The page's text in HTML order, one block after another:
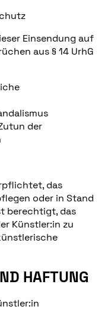
Einsendung auf
aus § 14 UrhG
der
das
oder in Stand
berechtigt, das
Künstler:in zu
HAFTUNG